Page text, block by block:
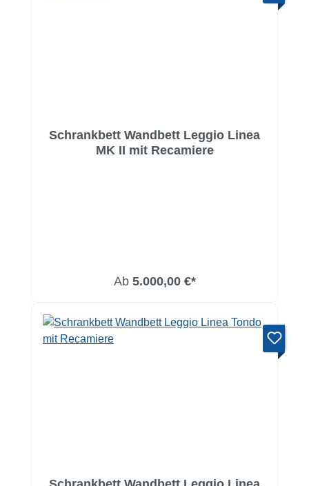
Schrankbett Wandbett Leggio Linea
MK II mit Recamiere
Ab 5.000,00 €*